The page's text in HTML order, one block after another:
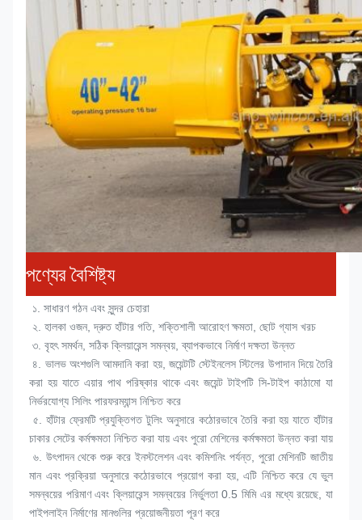
পণ্যের বৈশিষ্ট্য
১. সাধারণ গঠন এবং সুন্দর চেহারা
২. হালকা ওজন, দ্রুত হাঁটার গতি, শক্তিশালী আরোহণ ক্ষমতা, ছোট গ্যাস খরচ
৩. বৃহৎ সমর্থন, সঠিক ক্লিয়ারেন্স সমন্বয়, ব্যাপকভাবে নির্মাণ দক্ষতা উন্নত
৪. ভালভ অংশগুলি আমদানি করা হয়, জয়েন্টটি স্টেইনলেস স্টিলের উপাদান দিয়ে তৈরি
করা হয় যাতে এয়ার পাথ পরিষ্কার থাকে এবং জয়েন্ট টাইপটি সি-টাইপ কাঠামো যা
নির্ভরযোগ্য সিলিং পারফরম্যান্স নিশ্চিত করে
৫. হাঁটার ফ্রেমটি প্রযুক্তিগত টুলিং অনুসারে কঠোরভাবে তৈরি করা হয় যাতে হাঁটার
চাকার সেটের কর্মক্ষমতা নিশ্চিত করা যায় এবং পুরো মেশিনের কর্মক্ষমতা উন্নত করা যায়
৬. উৎপাদন থেকে শুরু করে ইনস্টলেশন এবং কমিশনিং পর্যন্ত, পুরো মেশিনটি জাতীয়
মান এবং প্রক্রিয়া অনুসারে কঠোরভাবে প্রয়োগ করা হয়, এটি নিশ্চিত করে যে ভুল
সমন্বয়ের পরিমাণ এবং ক্লিয়ারেন্স সমন্বয়ের নির্ভুলতা 0.5 মিমি এর মধ্যে রয়েছে, যা
পাইপলাইন নির্মাণের মানগুলির প্রয়োজনীয়তা পূরণ করে